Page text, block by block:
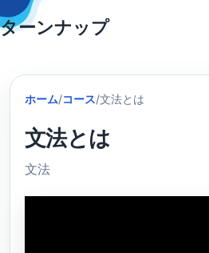
Skip
to
ターンナップ
ホーム/コース/文法とは
文法とは
文法